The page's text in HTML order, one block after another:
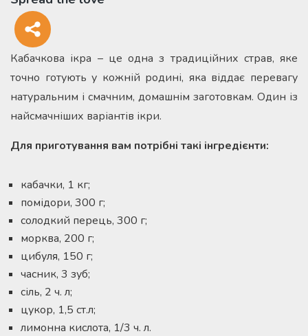
Кабачкова ікра – це одна з традиційних страв, якe
точно готують у кожній родині, яка віддає перевагу
натуральним і смачним, домашнім заготовкам. Один із
найсмачніших варіантів ікри.
Для приготування вам потрібні такі інгредієнти:
кабачки, 1 кг;
помідори, 300 г;
солодкий перець, 300 г;
морква, 200 г;
цибуля, 150 г;
часник, 3 зуб;
сіль, 2 ч. л;
цукор, 1,5 ст.л;
лимонна кислота, 1/3 ч. л.